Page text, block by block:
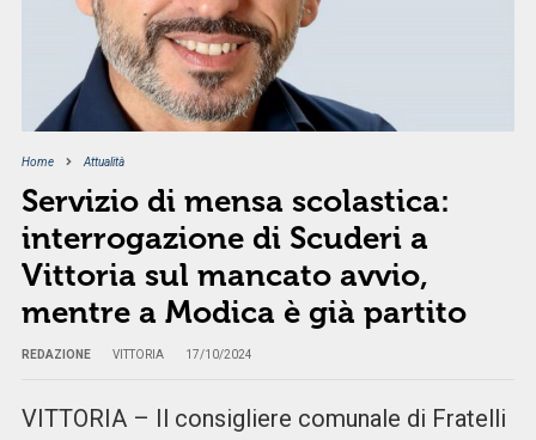
Home Attualità
Servizio di mensa scolastica:
interrogazione di Scuderi a
Vittoria sul mancato avvio,
mentre a Modica è già partito
REDAZIONE VITTORIA 17/10/2024
VITTORIA – Il consigliere comunale di Fratelli